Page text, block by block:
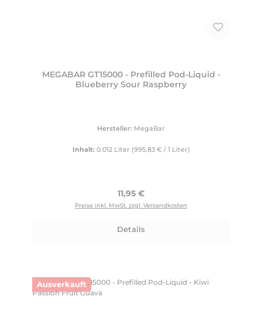
MEGABAR GT15000 - Prefilled Pod-Liquid -
Blueberry Sour Raspberry
Hersteller: MegaBar
Inhalt: 0.012 Liter (995,83 € / 1 Liter)
Regulärer Preis:
11,95 €
Preise inkl. MwSt. zzgl. Versandkosten
Details
Ausverkauft